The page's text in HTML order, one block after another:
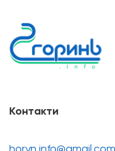
Контакти
horyn.info@gmail.com